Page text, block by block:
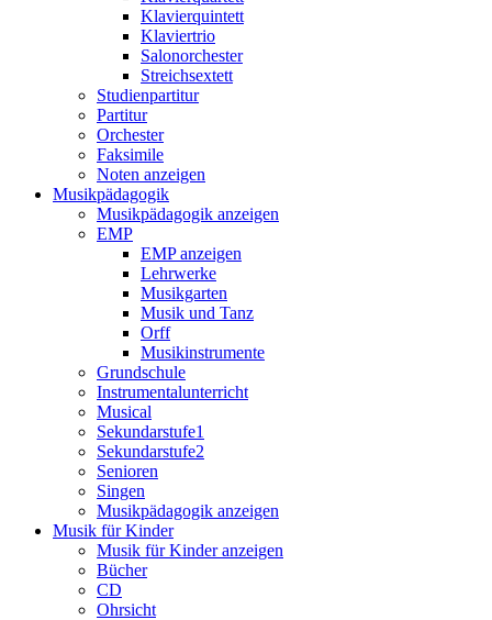
Klavierquintett
Klaviertrio
Salonorchester
Streichsextett
Studienpartitur
Partitur
Orchester
Faksimile
Noten anzeigen
Musikpädagogik
Musikpädagogik anzeigen
EMP
EMP anzeigen
Lehrwerke
Musikgarten
Musik und Tanz
Orff
Musikinstrumente
Grundschule
Instrumentalunterricht
Musical
Sekundarstufe1
Sekundarstufe2
Senioren
Singen
Musikpädagogik anzeigen
Musik für Kinder
Musik für Kinder anzeigen
Bücher
CD
Ohrsicht